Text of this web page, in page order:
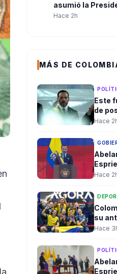
asumió la
discurso
Hace 2h
MÁS DE
Este
de
Hace
en
y
Hace
su
en los
y del
Hace